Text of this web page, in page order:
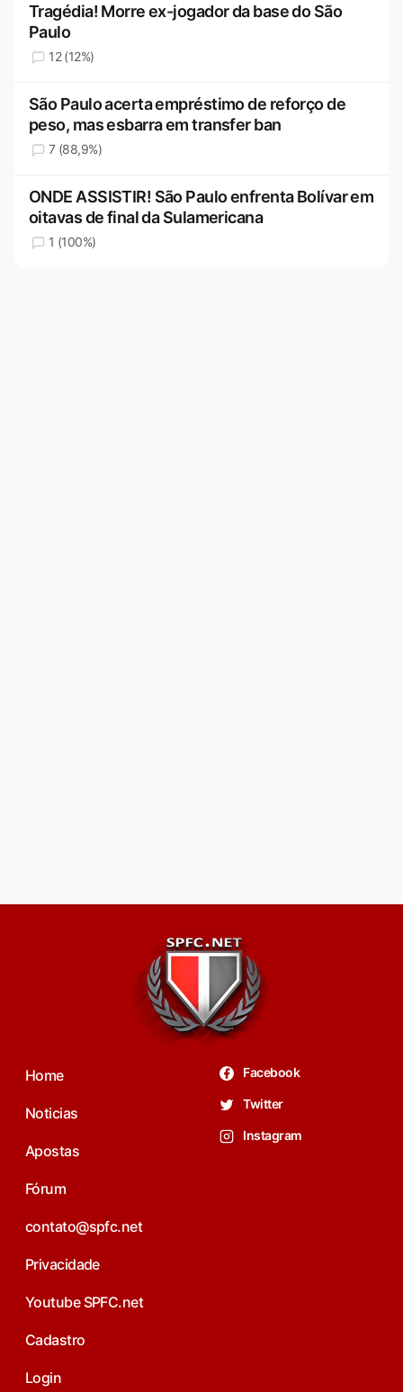
Tragédia! Morre ex-jogador da base do São
Paulo
12 (12%)
São Paulo acerta empréstimo de reforço de
peso, mas esbarra em transfer ban
7 (88,9%)
ONDE ASSISTIR! São Paulo enfrenta Bolívar em
oitavas de final da Sulamericana
1 (100%)
Home
Noticias
Apostas
Fórum
contato@spfc.net
Privacidade
Youtube SPFC.net
Cadastro
Login
Facebook
Twitter
Instagram